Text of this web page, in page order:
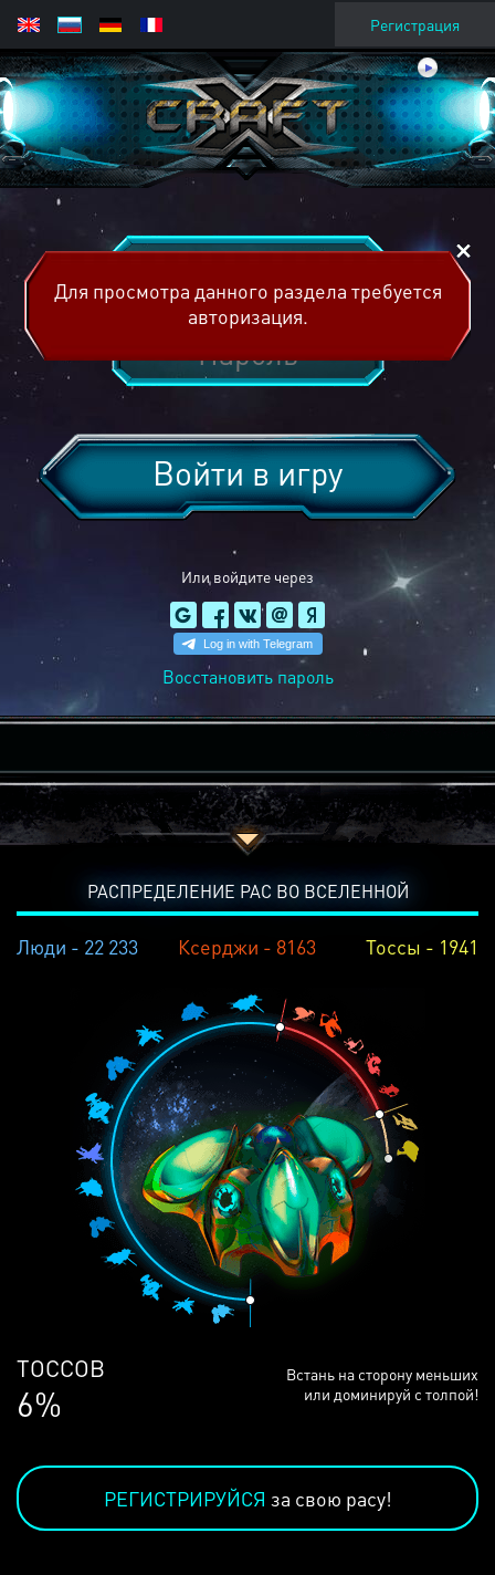
Регистрация
Или войдите через
Войти в игру
Восстановить пароль
Для просмотра данного раздела требуется
авторизация.
РАСПРЕДЕЛЕНИЕ РАС ВО ВСЕЛЕННОЙ
Люди - 22 233 Ксерджи - 8163 Тоссы - 1941
ЛЮДЕЙ
68%
Встань на сторону меньших
или доминируй с толпой!
РЕГИСТРИРУЙСЯ за свою расу!